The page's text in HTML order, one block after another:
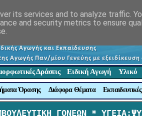
Δράσεις Ειδική Αγωγή Υλικό
Όρασης Διάφορα Θέματα
ΓΟΝΕΩΝ *
its services and to analyze traffic.
and security metrics to ensure